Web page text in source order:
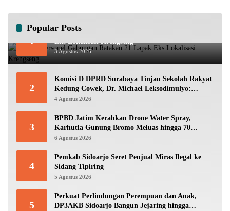
Popular Posts
1
Ratusan Personel Gabungan Ratakan 21 Lapak
Eks Lokalisasi Krengseng
3 Agustus 2026
2
Komisi D DPRD Surabaya Tinjau Sekolah Rakyat
Kedung Cowek, Dr. Michael Leksodimulyo:
“Membangun Karakter untuk Memutus Rantai
4 Agustus 2026
3
BPBD Jatim Kerahkan Drone Water Spray,
Karhutla Gunung Bromo Meluas hingga 70
Hektare
6 Agustus 2026
4
Pemkab Sidoarjo Seret Penjual Miras Ilegal ke
Sidang Tipiring
5 Agustus 2026
5
Perkuat Perlindungan Perempuan dan Anak,
DP3AKB Sidoarjo Bangun Jejaring hingga